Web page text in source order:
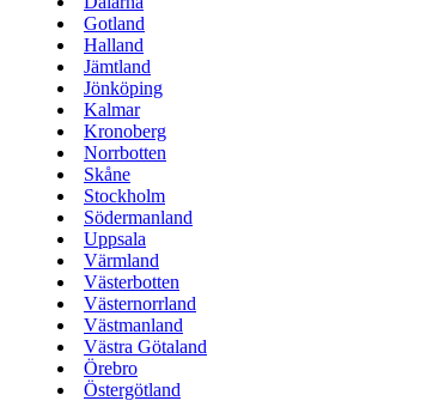
Gotland
Halland
Jämtland
Jönköping
Kalmar
Kronoberg
Norrbotten
Skåne
Stockholm
Södermanland
Uppsala
Värmland
Västerbotten
Västernorrland
Västmanland
Västra Götaland
Örebro
Östergötland